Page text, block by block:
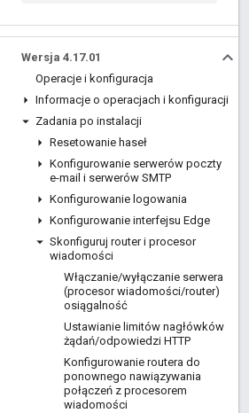
Wersja 4.17.01
Operacje i konfiguracja
Informacje o operacjach i konfiguracji
Zadania po instalacji
Resetowanie haseł
Konfigurowanie serwerów poczty
e-mail i serwerów SMTP
Konfigurowanie logowania
Konfigurowanie interfejsu Edge
Skonfiguruj router i procesor
wiadomości
Włączanie/wyłączanie serwera
(procesor wiadomości/router)
osiągalność
Ustawianie limitów nagłówków
żądań/odpowiedzi HTTP
Konfigurowanie routera do
ponownego nawiązywania
połączeń z procesorem
wiadomości